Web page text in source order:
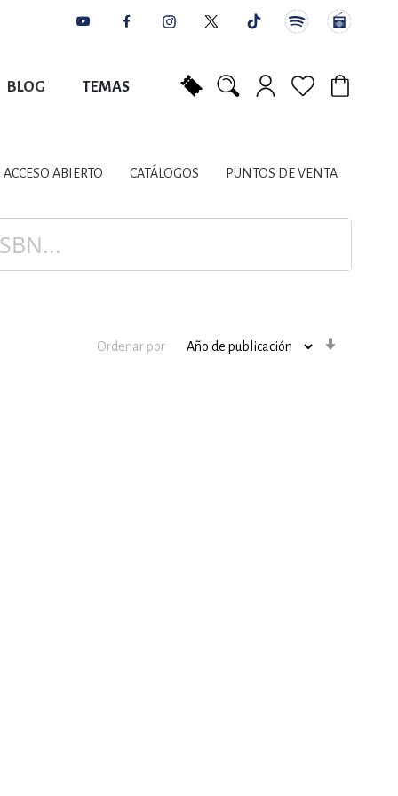
BLOG TEMAS
LITERARIOS
PLANIFICACIÓN
ACCESO ABIERTO CATÁLOGOS PUNTOS DE VENTA
Ordenar por